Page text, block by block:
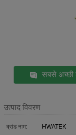
सबसे अच्छी
उत्पाद विवरण
ब्रांड नाम:
HWATEK